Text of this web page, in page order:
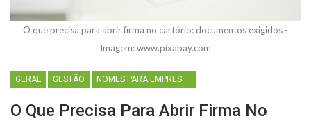
O que precisa para abrir firma no cartório: documentos exigidos -
Imagem: www.pixabay.com
GERAL GESTÃO
O Que Precisa Para Abrir Firma No